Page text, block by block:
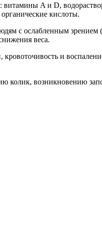
витамины A и D,
кислоты.
с ослабленным зрением
веса.
и
колик, возникновению